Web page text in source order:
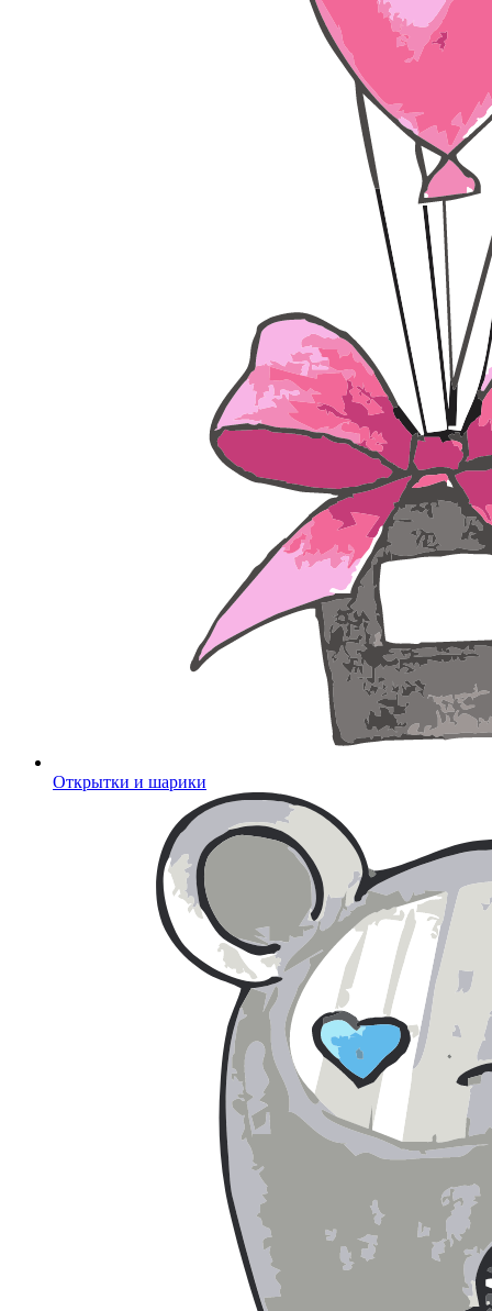
Открытки и шарики